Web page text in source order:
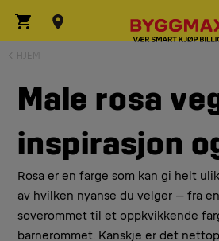
HJEM
Male rosa
inspirasjon
Rosa er en farge som kan gi helt
av hvilken nyanse du velger – fra
soverommet til et oppkvikkende
barnerommet. Kanskje er det